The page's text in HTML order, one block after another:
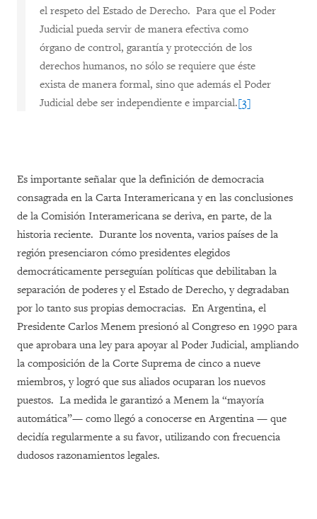
el respeto del Estado de Derecho. Para que el Poder
Judicial pueda servir de manera efectiva como
órgano de control, garantía y protección de los
derechos humanos, no sólo se requiere que éste
exista de manera formal, sino que además el Poder
Judicial debe ser independiente e imparcial.[3]
Es importante señalar que la definición de democracia
consagrada en la Carta Interamericana y en las conclusiones
de la Comisión Interamericana se deriva, en parte, de la
historia reciente. Durante los noventa, varios países de la
región presenciaron cómo presidentes elegidos
democráticamente perseguían políticas que debilitaban la
separación de poderes y el Estado de Derecho, y degradaban
por lo tanto sus propias democracias. En Argentina, el
Presidente Carlos Menem presionó al Congreso en 1990 para
que aprobara una ley para apoyar al Poder Judicial, ampliando
la composición de la Corte Suprema de cinco a nueve
miembros, y logró que sus aliados ocuparan los nuevos
puestos. La medida le garantizó a Menem la “mayoría
automática”— como llegó a conocerse en Argentina — que
decidía regularmente a su favor, utilizando con frecuencia
dudosos razonamientos legales.